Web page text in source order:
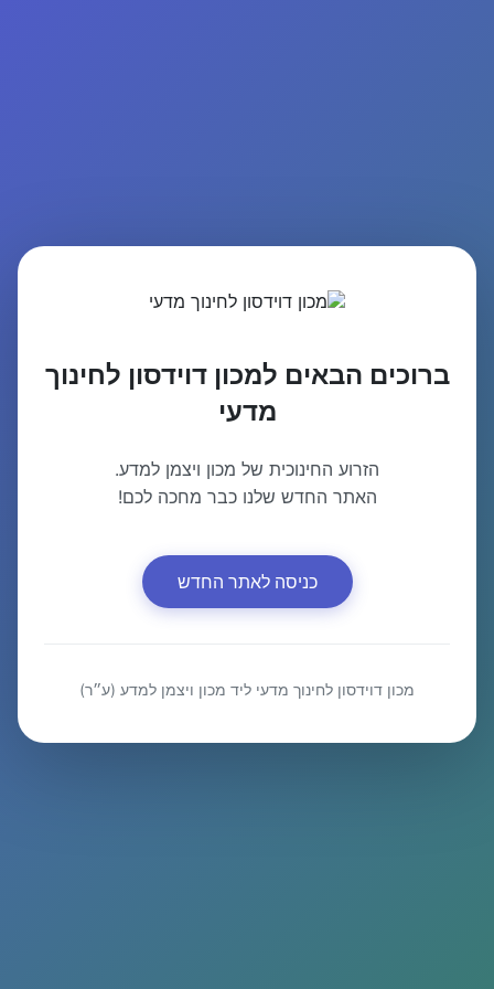
ברוכים הבאים למכון דוידסון לחינוך
מדעי
הזרוע החינוכית של מכון ויצמן למדע.
האתר החדש שלנו כבר מחכה לכם!
כניסה לאתר החדש
מכון דוידסון לחינוך מדעי ליד מכון ויצמן למדע (ע״ר)